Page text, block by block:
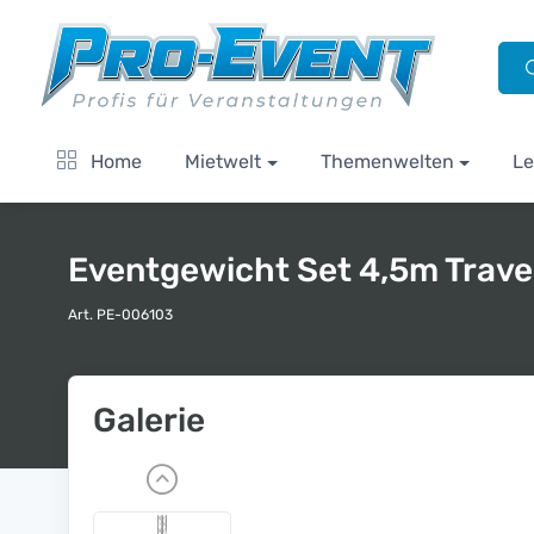
Home Mietwelt Themenwelten
Eventgewicht Set 4,5m
Art. PE-006103
Galerie
P
r